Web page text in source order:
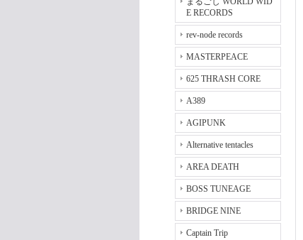
E RECORDS
rev-node records
MASTERPEACE
625 THRASH CORE
A389
AGIPUNK
Alternative tentacles
AREA DEATH
BOSS TUNEAGE
BRIDGE NINE
Captain Trip